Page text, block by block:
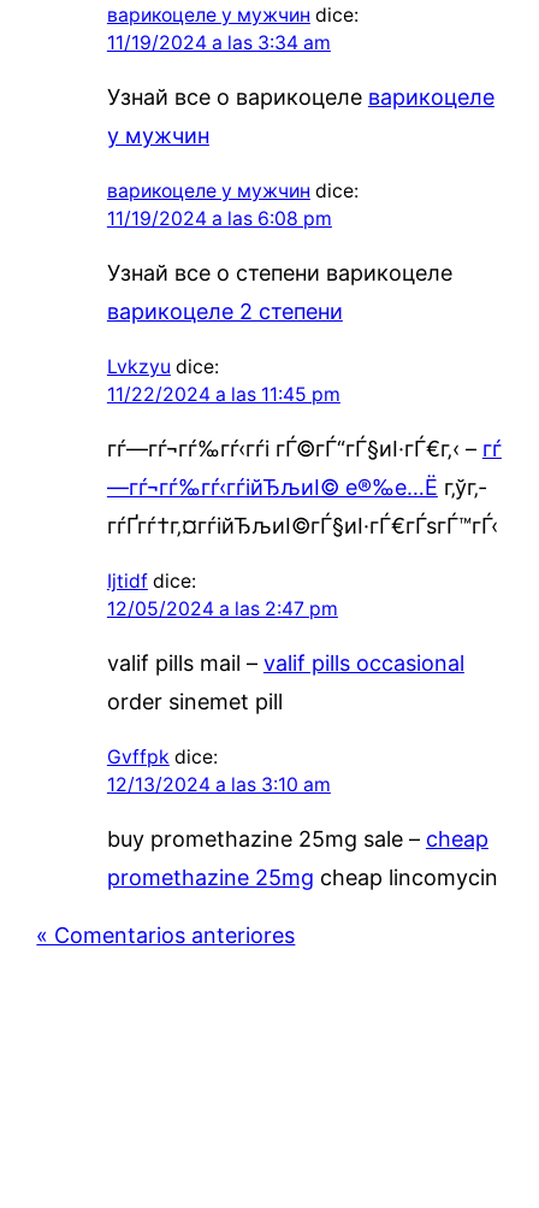
варикоцеле у мужчин dice:
11/19/2024 a las 3:34 am
Узнай все о варикоцеле варикоцеле
у мужчин
варикоцеле у мужчин dice:
11/19/2024 a las 6:08 pm
Узнай все о степени варикоцеле
варикоцеле 2 степени
Lvkzyu dice:
11/22/2024 a las 11:45 pm
гѓ—гѓ¬гѓ‰гѓ‹гѓі гЃ©гЃ“гЃ§иІ·гЃ€г‚‹ – гѓ
—гѓ¬гѓ‰гѓ‹гѓійЂљиІ© е®‰е…Ё г‚ўг‚­
гѓҐгѓ†г‚¤гѓійЂљиІ©гЃ§иІ·гЃ€гЃѕгЃ™гЃ‹
Ijtidf dice:
12/05/2024 a las 2:47 pm
valif pills mail – valif pills occasional
order sinemet pill
Gvffpk dice:
12/13/2024 a las 3:10 am
buy promethazine 25mg sale – cheap
promethazine 25mg cheap lincomycin
« Comentarios anteriores